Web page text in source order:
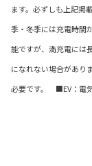
ます。必ずしも上記掲
季・冬季には充電時間
能ですが、満充電には
になれない場合があ
必要です。 ■EV：電